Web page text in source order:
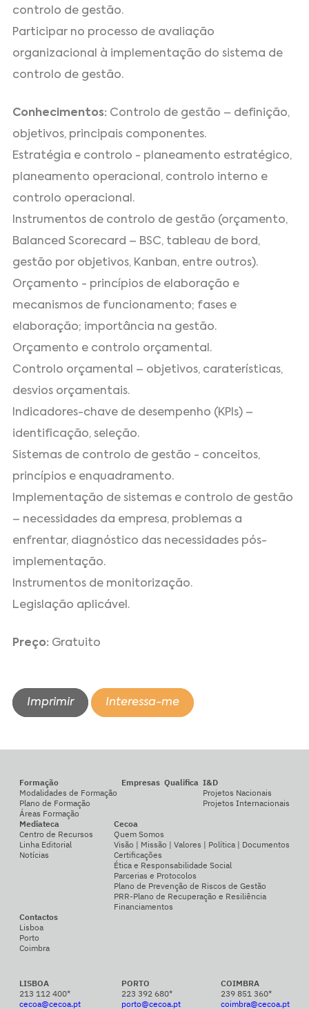
controlo de gestão.
Participar no processo de avaliação
organizacional à implementação do sistema de
controlo de gestão.
Conhecimentos: Controlo de gestão – definição,
objetivos, principais componentes.
Estratégia e controlo - planeamento estratégico,
planeamento operacional, controlo interno e
controlo operacional.
Instrumentos de controlo de gestão (orçamento,
Balanced Scorecard – BSC, tableau de bord,
gestão por objetivos, Kanban, entre outros).
Orçamento - princípios de elaboração e
mecanismos de funcionamento; fases e
elaboração; importância na gestão.
Orçamento e controlo orçamental.
Controlo orçamental – objetivos, caraterísticas,
desvios orçamentais.
Indicadores-chave de desempenho (KPIs) –
identificação, seleção.
Sistemas de controlo de gestão - conceitos,
princípios e enquadramento.
Implementação de sistemas e controlo de gestão
– necessidades da empresa, problemas a
enfrentar, diagnóstico das necessidades pós-
implementação.
Instrumentos de monitorização.
Legislação aplicável.
Preço: Gratuito
Imprimir Interessa-me
Formação
Modalidades de Formação
Plano de Formação
Áreas Formação
Empresas Qualifica I&D
Projetos Nacionais
Projetos Internacionais
Mediateca
Centro de Recursos
Linha Editorial
Notícias
Cecoa
Quem Somos
Visão | Missão | Valores | Política | Documentos
Certificações
Ética e Responsabilidade Social
Parcerias e Protocolos
Plano de Prevenção de Riscos de Gestão
PRR-Plano de Recuperação e Resiliência
Financiamentos
Contactos
Lisboa
Porto
Coimbra
LISBOA
213 112 400*
cecoa@cecoa.pt
PORTO
223 392 680*
porto@cecoa.pt
COIMBRA
239 851 360*
coimbra@cecoa.pt